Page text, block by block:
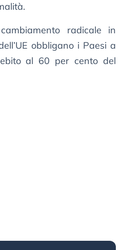
radicale in
obbligano i Paesi a
al 60 per cento del